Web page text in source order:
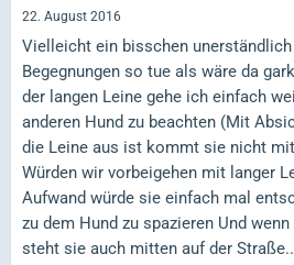
22. August 2016
Vielleicht ein bisschen
Begegnungen so tue als wäre da
der langen Leine gehe ich einfach
anderen Hund zu beachten (Mit
die Leine aus ist kommt sie nicht
Würden wir vorbeigehen mit langer
Aufwand würde sie einfach mal
zu dem Hund zu spazieren Und
steht sie auch mitten auf der